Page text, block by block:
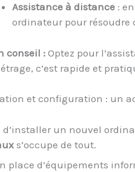
Assistance à distance: en
ordinateur pour résoudre
conseil :Optez pour
c’est rapide et
et configuration : un
d’installer un nouvel
s’occupe de tout.
place d’équipements